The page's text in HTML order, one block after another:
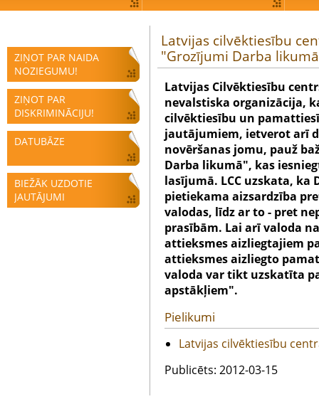
ZIŅOT PAR NAIDA
NOZIEGUMU!
ZIŅOT PAR
DISKRIMINĀCIJU!
DATUBĀZE
BIEŽĀK UZDOTIE
JAUTĀJUMI
Latvijas cilvēktiesību
"Grozījumi Darba
Latvijas Cilvēktiesību
nevalstiska organizācija,
cilvēktiesību un
jautājumiem, ietverot arī
novēršanas jomu, pauž
Darba likumā", kas
lasījumā. LCC uzskata, ka
pietiekama aizsardzība
valodas, līdz ar to - pret
prasībām. Lai arī valoda
attieksmes aizliegtajiem
attieksmes aizliegto
valoda var tikt uzskatīta
apstākļiem".
Pielikumi
Latvijas cilvēktiesību
Publicēts: 2012-03-15